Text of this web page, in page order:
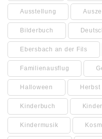
Ausstellung
Bilderbuch
Ebersbach an der Fils
Familienausflug
Halloween Herbst
Kinderbuch
Kindermusik